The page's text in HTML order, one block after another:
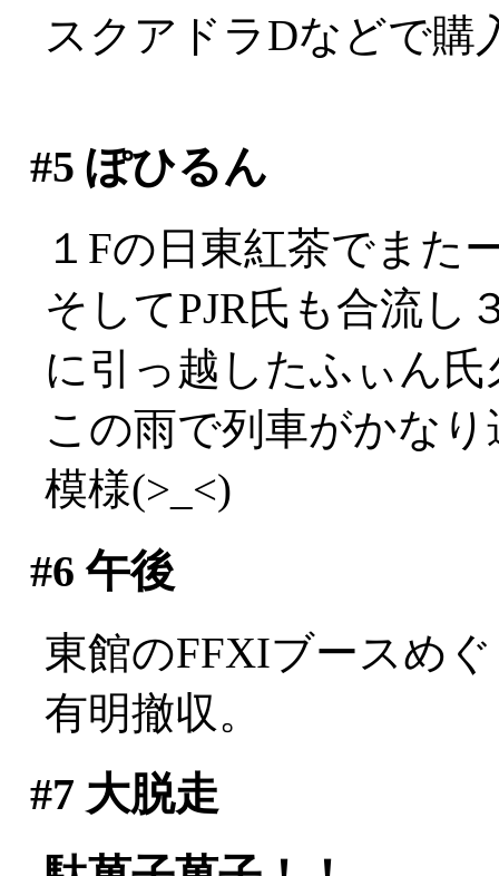
スクアドラDなどで購
#5 ぽひるん
１Fの日東紅茶でまた
そしてPJR氏も合流し
に引っ越したふぃん
この雨で列車がかな
模様(>_<)
#6 午後
東館のFFXIブースめ
有明撤収。
#7 大脱走